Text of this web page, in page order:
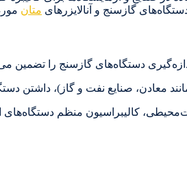
گازسنج و آنالایزرهای متان
دستگاه‌های گازسنج را تضمین
معادن، صنایع نفت و گاز)،
کالیبراسیون منظم دستگاه‌های